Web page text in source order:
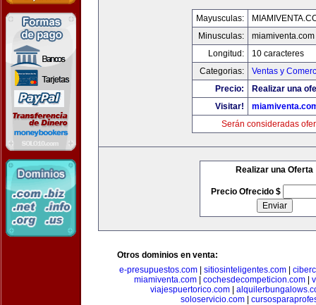
Mayusculas:
Minusculas:
miamiventa.com
Longitud:
10 caracteres
Categorias:
Ventas y
Precio:
Realizar una
Visitar!
Serán consideradas
Realizar una Oferta
Precio Ofrecido $
Otros dominios en venta:
e-presupuestos.com
sitiosinteligentes.com
miamiventa.com
cochesdecompeticion.com
viajespuertorico.com|
soloservicio.com|